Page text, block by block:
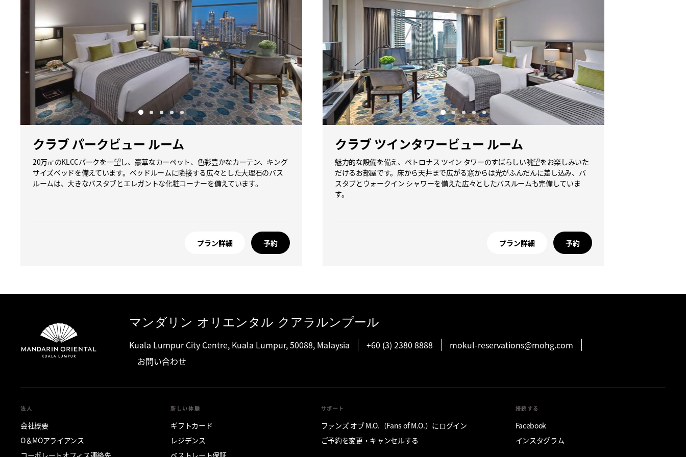
クラブ パークビュー ルーム
20万㎡のKLCCパークを一望し、豪華なカーペット、色彩豊かなカーテン、キング
サイズベッドを備えています。ベッドルームに隣接する広々とした大理石のバス
ルームは、大きなバスタブとエレガントな化粧コーナーを備えています。
プラン詳細 予約
クラブ ツインタワービュー ルーム
魅力的な設備を備え、ペトロナス ツイン タワーのすばらしい眺望をお楽しみいた
だけるお部屋です。床から天井まで広がる窓からは光がふんだんに差し込み、バ
スタブとウォークイン シャワーを備えた広々としたバスルームも完備していま
す。
プラン詳細 予約
マンダリン オリエンタル クアラルンプール
Kuala Lumpur City Centre, Kuala Lumpur, 50088, Malaysia
+60 (3) 2380 8888
mokul-reservations@mohg.com
お問い合わせ
法人
会社概要
O＆MOアライアンス
コーポレートオフィス連絡先
新しい体験
ギフトカード
レジデンス
ベストレート保証
サポート
ファンズ オブ M.O.（Fans of M.O.）にログイン
ご予約を変更・キャンセルする
接続する
Facebook
インスタグラム